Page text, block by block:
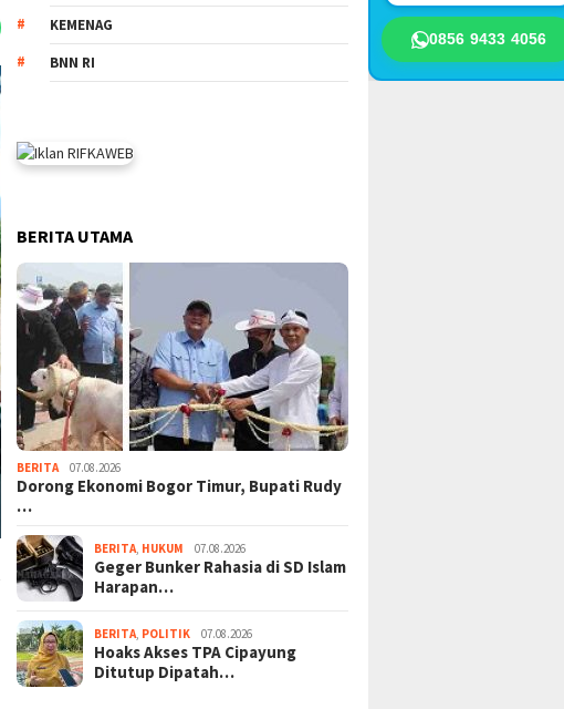
0856 9433 4056
KEMENAG
BNN RI
BERITA UTAMA
BERITA 07.08.2026
Dorong Ekonomi Bogor Timur, Bupati Rudy
…
BERITA, HUKUM 07.08.2026
Geger Bunker Rahasia di SD Islam
Harapan…
BERITA, POLITIK 07.08.2026
Hoaks Akses TPA Cipayung
Ditutup Dipatah…